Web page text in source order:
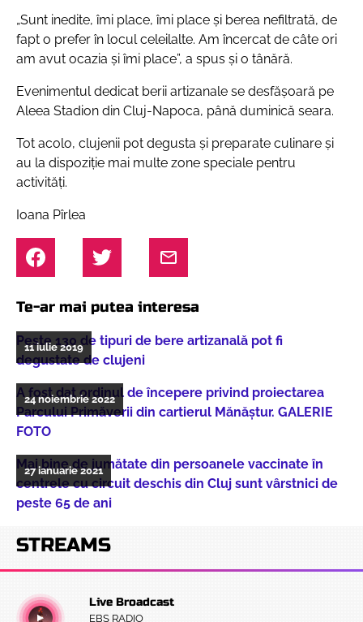
„Sunt inedite, îmi place, îmi place și berea nefiltrată, de
fapt o prefer în locul celeilalte. Am încercat de câte ori
am avut ocazia și îmi place”, a spus și o tânără.
Evenimentul dedicat berii artizanale se desfășoară pe
Aleea Stadion din Cluj-Napoca, până duminică seara.
Tot acolo, clujenii pot degusta și preparate culinare și
au la dispoziție mai multe zone speciale pentru
activități.
Ioana Pîrlea
Te-ar mai putea interesa
Peste 130 de tipuri de bere artizanală pot fi
degustate de clujeni
11 iulie 2019
A fost dat ordinul de începere privind proiectarea
Parcului Primăverii din cartierul Mănăștur. GALERIE
FOTO
24 noiembrie 2022
Mai bine de jumătate din persoanele vaccinate în
centrele cu circuit deschis din Cluj sunt vârstnici de
peste 65 de ani
27 ianuarie 2021
STREAMS
Live Broadcast
EBS RADIO